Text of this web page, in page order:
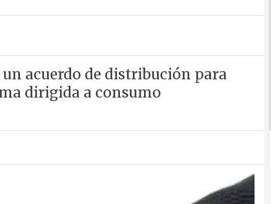
acuerdo de distribución para
dirigida a consumo